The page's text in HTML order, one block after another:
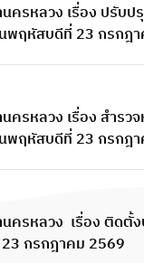
ครหลวง เรื่อง ปรับป
พฤหัสบดีที่ 23 กรกฎ
ครหลวง เรื่อง สำรว
พฤหัสบดีที่ 23 กรกฎ
นครหลวง เรื่อง ติดตั้
กรกฎาคม 2569